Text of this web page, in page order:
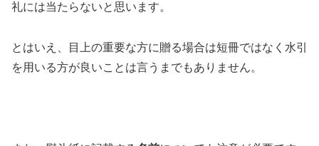
礼には当たらないと思います。
とはいえ、目上の重要な方に贈る場合は短冊ではなく水引
を用いる方が良いことは言うまでもありません。